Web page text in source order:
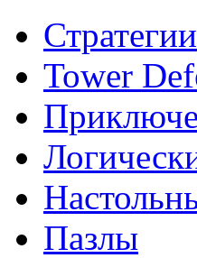
Стратегии
Tower
Пазлы